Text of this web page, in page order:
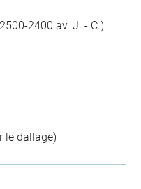
2400 av. J. - C.)
le dallage)